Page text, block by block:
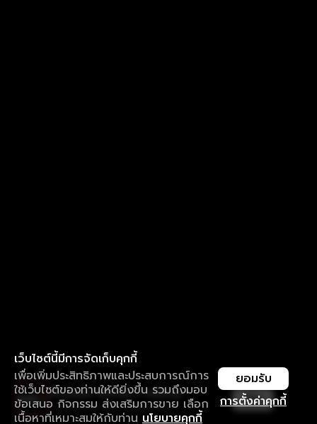
เว็บไซต์นี้มีการจัดเก็บคุกกี้
เพื่อเพิ่มประสิทธิภาพและประสบการณ์การ
ใช้เว็บไซต์ของท่านให้ดียิ่งขึ้น รวมถึงมอบ
ข้อเสนอ กิจกรรม ส่งเสริมการขาย เลือก
เนื้อหาที่เหมาะสมให้กับท่าน นโยบายคุกกี้
การตั้งค่าคุกกี้
ยอมรับ
ใช้งานแอป ลื่นไหลกว่า ไม่มีสะดุด
ดาวน์โหลดแอปเพื่อการรับชมที่ดีกว่า เปิด